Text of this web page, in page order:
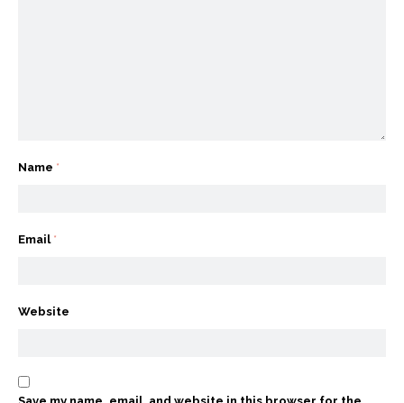
Name *
Email *
Website